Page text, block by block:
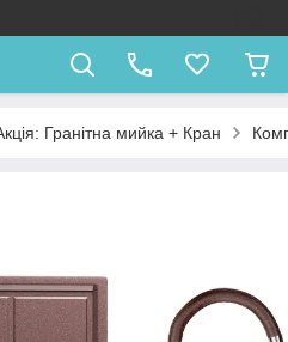
Гранітна мийка + Кран